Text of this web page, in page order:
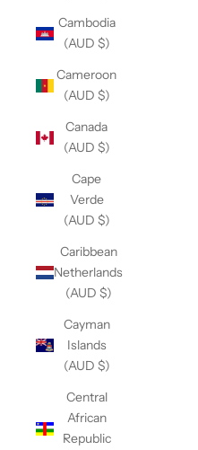
Cambodia
(AUD $)
Cameroon
(AUD $)
Canada
(AUD $)
Cape
Verde
(AUD $)
Caribbean
Netherlands
(AUD $)
Cayman
Islands
(AUD $)
Central
African
Republic